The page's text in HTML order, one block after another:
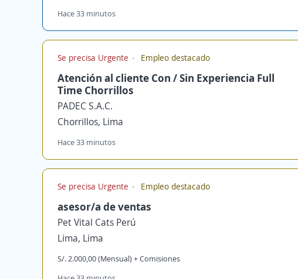
Hace 33 minutos
Se precisa Urgente Empleo destacado
Atención al cliente Con / Sin Experiencia Full
Time Chorrillos
PADEC S.A.C.
Chorrillos, Lima
Hace 33 minutos
Se precisa Urgente Empleo destacado
asesor/a de ventas
Pet Vital Cats Perú
Lima, Lima
S/. 2.000,00 (Mensual) + Comisiones